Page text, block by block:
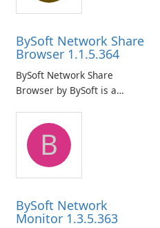
BySoft Network Share
Browser 1.1.5.364
BySoft Network Share
Browser by BySoft is a
application that allows users
to easily browse and manage
shared folders on their
network.
B
BySoft Network
Monitor 1.3.5.363